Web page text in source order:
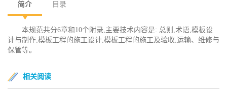
简介 目录
本规范共分6章和10个附录,主要技术内容是: 总则,术语,模板设
计与制作,模板工程的施工设计,模板工程的施工及验收,运输、维修与
保管等。
相关阅读